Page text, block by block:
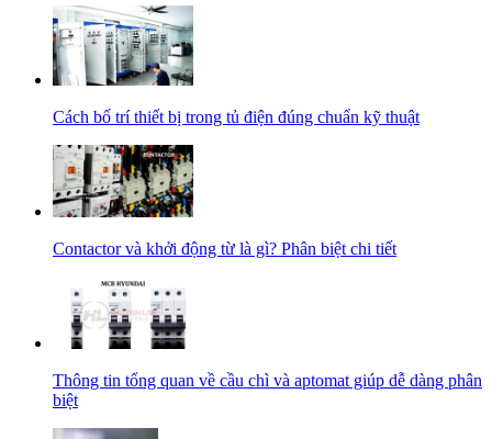
Cách bố trí thiết bị trong tủ điện đúng chuẩn kỹ thuật
Contactor và khởi động từ là gì? Phân biệt chi tiết
Thông tin tổng quan về cầu chì và aptomat giúp dễ dàng phân
biệt